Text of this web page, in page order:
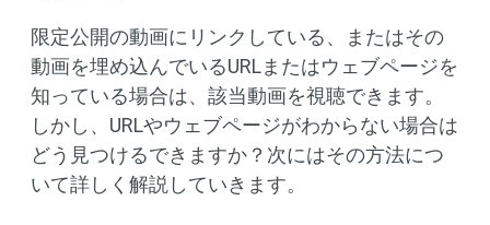
限定公開の動画にリンクしている、またはその
動画を埋め込んでいるURLまたはウェブページを
知っている場合は、該当動画を視聴できます。
しかし、URLやウェブページがわからない場合は
どう見つけるできますか？次にはその方法につ
いて詳しく解説していきます。